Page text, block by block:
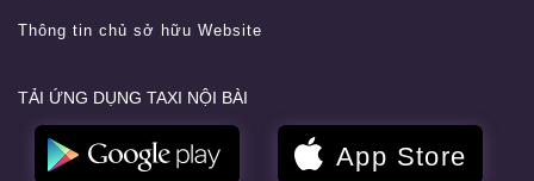
Thông tin chủ sở hữu Website
TẢI ỨNG DỤNG TAXI NỘI BÀI